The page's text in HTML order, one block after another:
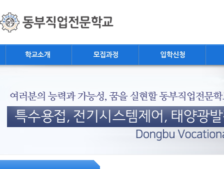
그
인
바
앙
내
용
로
위
링
크
인
메
뉴
본
하
링
본